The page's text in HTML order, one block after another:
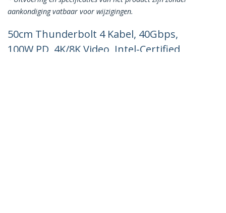
aankondiging vatbaar voor wijzigingen.
50cm Thunderbolt 4 Kabel, 40Gbps,
100W PD, 4K/8K Video, Intel-Certified